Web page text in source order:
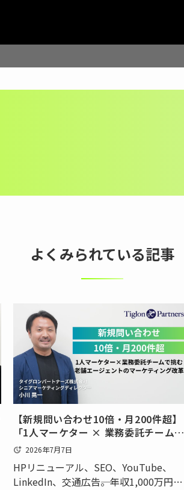
よくみられている記事
【新規問い合わせ10倍・月200件超】
「1人マーケター × 業務委託チーム」
で挑む老舗エージェントのマーケティ
2026年7月7日
HPリニューアル、SEO、YouTube、
LinkedIn、交通広告――。年収1,000万円～